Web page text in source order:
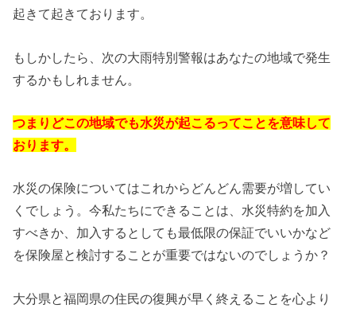
起きて起きております。
もしかしたら、次の大雨特別警報はあなたの地域で発生
するかもしれません。
つまりどこの地域でも水災が起こるってことを意味して
おります。
水災の保険についてはこれからどんどん需要が増してい
くでしょう。今私たちにできることは、水災特約を加入
すべきか、加入するとしても最低限の保証でいいかなど
を保険屋と検討することが重要ではないのでしょうか？
大分県と福岡県の住民の復興が早く終えることを心より